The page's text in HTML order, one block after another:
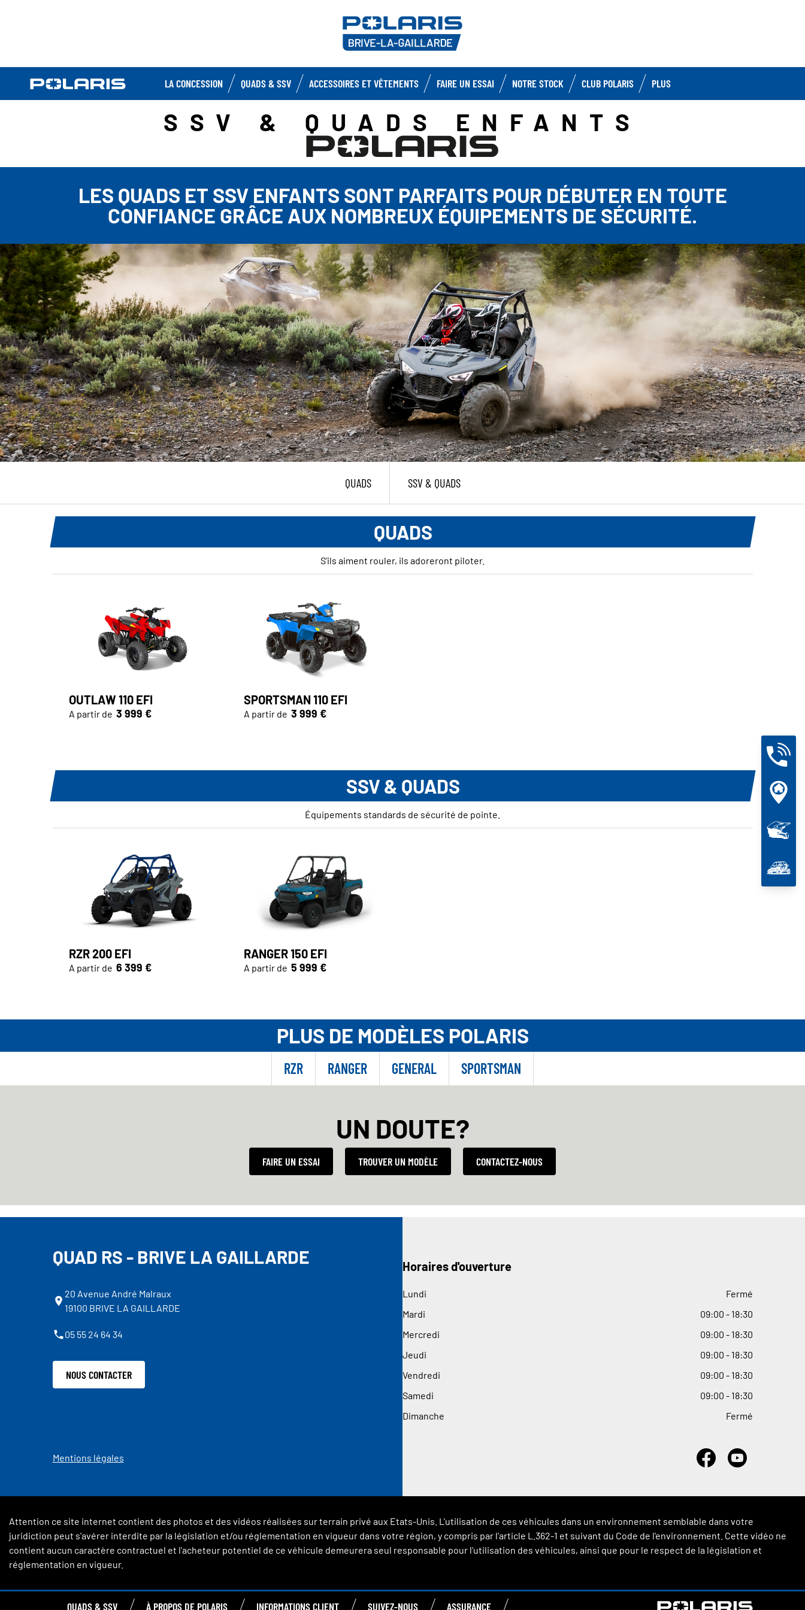
LA CONCESSION QUADS & SSV ACCESSOIRES ET VÊTEMENTS FAIRE UN ESSAI NOTRE STOCK CLUB POLARIS PLUS
SSV & QUADS ENFANTS
LES QUADS ET SSV ENFANTS SONT PARFAITS POUR DÉBUTER EN TOUTE
CONFIANCE GRÂCE AUX NOMBREUX ÉQUIPEMENTS DE SÉCURITÉ.
QUADS SSV & QUADS
QUADS
S’ils aiment rouler, ils adoreront piloter.
OUTLAW 110 EFI
A partir de 3 999 €
SPORTSMAN 110 EFI
A partir de 3 999 €
SSV & QUADS
Équipements standards de sécurité de pointe.
RZR 200 EFI
A partir de 6 399 €
RANGER 150 EFI
A partir de 5 999 €
PLUS DE MODÈLES POLARIS
RZR RANGER GENERAL SPORTSMAN
UN DOUTE?
FAIRE UN ESSAI TROUVER UN MODÈLE CONTACTEZ-NOUS
QUAD RS - BRIVE LA GAILLARDE
20 Avenue André Malraux
19100 BRIVE LA GAILLARDE
05 55 24 64 34
NOUS CONTACTER
Horaires d'ouverture
Lundi
Fermé
Mardi
09:00 - 18:30
Mercredi
09:00 - 18:30
Jeudi
09:00 - 18:30
Vendredi
09:00 - 18:30
Samedi
09:00 - 18:30
Dimanche
Fermé
Mentions légales
Attention ce site internet contient des photos et des vidéos réalisées sur terrain privé aux Etats-Unis. L'utilisation de ces véhicules dans un environnement semblable dans votre
juridiction peut s'avérer interdite par la législation et/ou réglementation en vigueur dans votre région, y compris par l'article L.362-1 et suivant du Code de l'environnement. Cette vidéo ne
contient aucun caractère contractuel et l'acheteur potentiel de ce véhicule demeurera seul responsable pour l'utilisation des véhicules, ainsi que pour le respect de la législation et
réglementation en vigueur.
QUADS & SSV À PROPOS DE POLARIS INFORMATIONS CLIENT SUIVEZ-NOUS ASSURANCE